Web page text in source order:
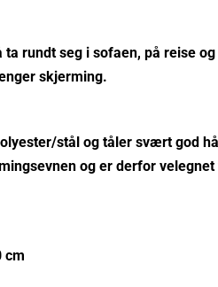
ta rundt seg i sofaen, på reise
skjerming.
stål og tåler svært god
og er derfor velegnet
cm